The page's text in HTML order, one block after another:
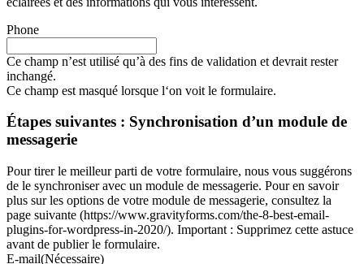
Phone
Ce champ n’est utilisé qu’à des fins de validation et devrait rester
inchangé.
Ce champ est masqué lorsque l‘on voit le formulaire.
Étapes suivantes : Synchronisation d’un module de
messagerie
Pour tirer le meilleur parti de votre formulaire, nous vous suggérons
de le synchroniser avec un module de messagerie. Pour en savoir
plus sur les options de votre module de messagerie, consultez la
page suivante (https://www.gravityforms.com/the-8-best-email-
plugins-for-wordpress-in-2020/). Important : Supprimez cette astuce
avant de publier le formulaire.
E-mail(Nécessaire)